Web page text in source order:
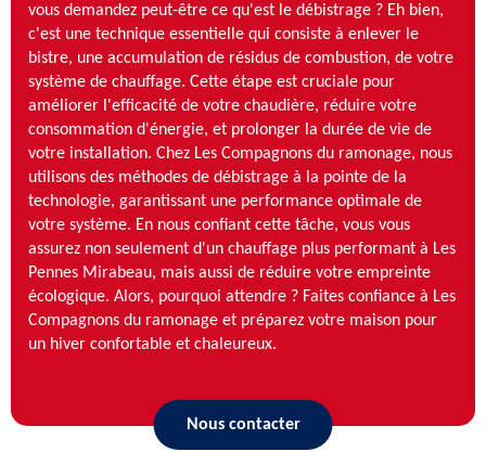
vous demandez peut-être ce qu'est le débistrage ? Eh bien,
c'est une technique essentielle qui consiste à enlever le
bistre, une accumulation de résidus de combustion, de votre
système de chauffage. Cette étape est cruciale pour
améliorer l'efficacité de votre chaudière, réduire votre
consommation d'énergie, et prolonger la durée de vie de
votre installation. Chez Les Compagnons du ramonage, nous
utilisons des méthodes de débistrage à la pointe de la
technologie, garantissant une performance optimale de
votre système. En nous confiant cette tâche, vous vous
assurez non seulement d'un chauffage plus performant à Les
Pennes Mirabeau, mais aussi de réduire votre empreinte
écologique. Alors, pourquoi attendre ? Faites confiance à Les
Compagnons du ramonage et préparez votre maison pour
un hiver confortable et chaleureux.
Nous contacter